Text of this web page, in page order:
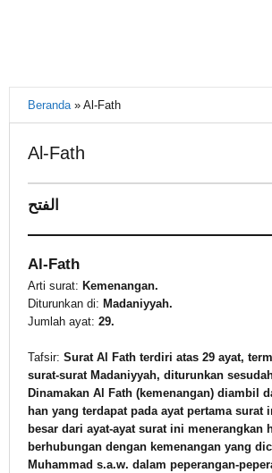
Beranda» Al-Fath
Al-Fath
15
2021
Warkasa
1919
الفتح
Al-Fath
Arti surat: Kemenangan.
Diturunkan di: Madaniyyah.
Jumlah ayat: 29.
Tafsir: Surat Al Fath terdiri atas 29 ayat,
surat-surat Madaniyyah, diturunkan
Dinamakan Al Fath (kemenangan) diambil
han yang terdapat pada ayat pertama surat
besar dari ayat-ayat surat ini menerangkan
berhubungan dengan kemenangan yang
Muhammad s.a.w. dalam peperangan-